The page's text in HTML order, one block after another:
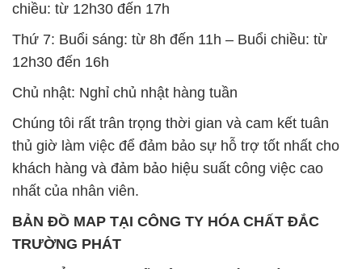
chiều: từ 12h30 đến 17h
Thứ 7: Buổi sáng: từ 8h đến 11h – Buổi chiều: từ
12h30 đến 16h
Chủ nhật: Nghỉ chủ nhật hàng tuần
Chúng tôi rất trân trọng thời gian và cam kết tuân
thủ giờ làm việc để đảm bảo sự hỗ trợ tốt nhất cho
khách hàng và đảm bảo hiệu suất công việc cao
nhất của nhân viên.
BẢN ĐỒ MAP TẠI CÔNG TY HÓA CHẤT ĐẮC
TRƯỜNG PHÁT